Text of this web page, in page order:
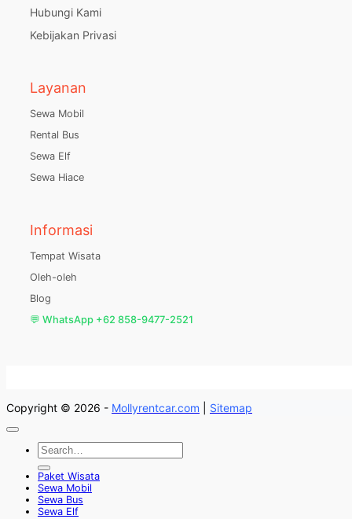
Hubungi Kami
Kebijakan Privasi
Layanan
Sewa Mobil
Rental Bus
Sewa Elf
Sewa Hiace
Informasi
Tempat Wisata
Oleh-oleh
Blog
💬 WhatsApp +62 858-9477-2521
Copyright © 2026 - Mollyrentcar.com Sitemap
Paket Wisata
Sewa Mobil
Sewa Bus
Sewa Elf